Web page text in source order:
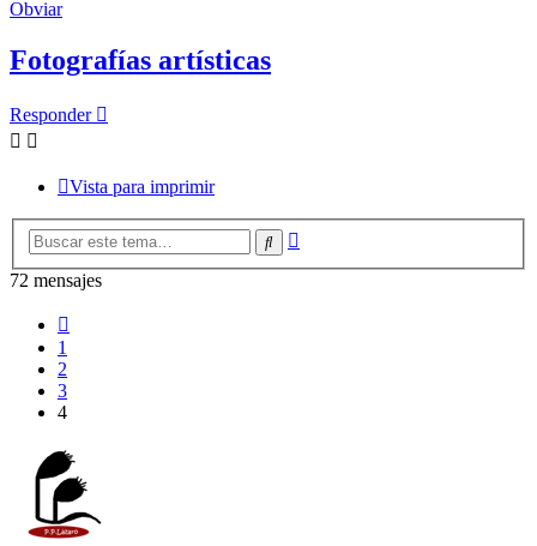
Obviar
Fotografías artísticas
Responder
Vista para imprimir
Buscar
72 mensajes
1
2
3
4